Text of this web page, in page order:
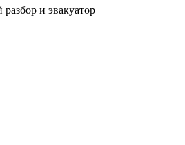
разбор и эвакуатор